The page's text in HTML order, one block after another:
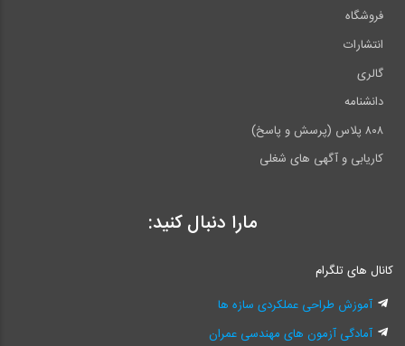
فروشگاه
انتشارات
گالری
دانشنامه
۸۰۸ پلاس (پرسش و پاسخ)
کاریابی و آگهی های شغلی
مارا دنبال کنید:
کانال های تلگرام
آموزش طراحی عملکردی سازه ها
آمادگی آزمون های مهندسی عمران